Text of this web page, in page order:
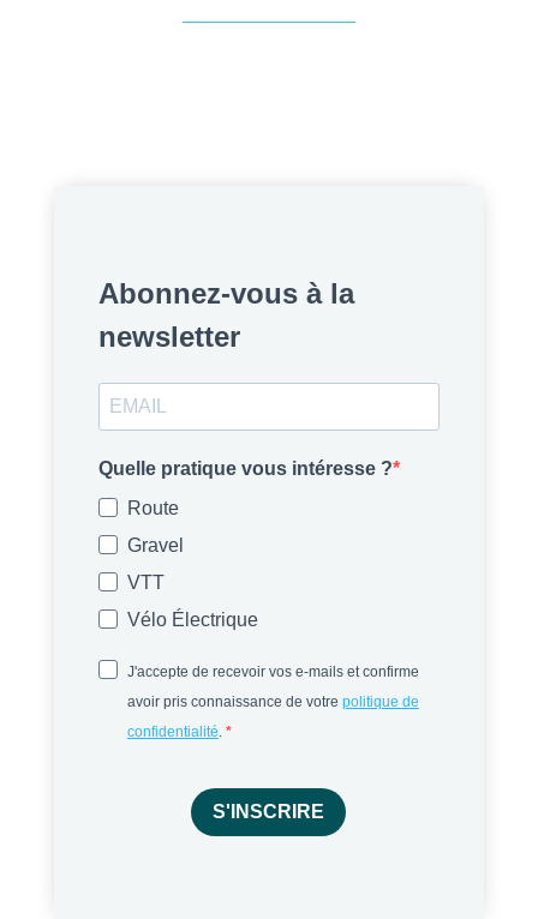
Abonnez-vous à la
newsletter
Quelle pratique vous intéresse ?
Route
Gravel
VTT
Vélo Électrique
J'accepte de recevoir vos e-mails et confirme
avoir pris connaissance de votre politique de
confidentialité.
S'INSCRIRE